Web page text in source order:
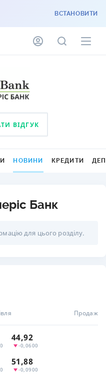
ВСТАНОВИТИ
ВІДГУК
НОВИНИ КРЕДИТИ
Банк
для цього розділу.
Продаж
44,92
-0,0600
51,88
-0,0900